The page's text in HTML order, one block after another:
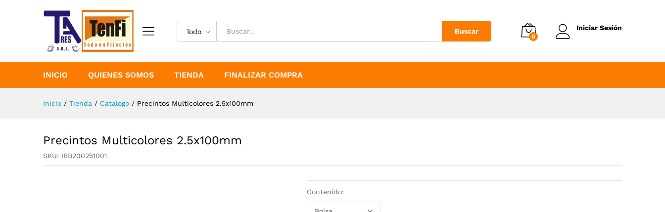
Todo Buscar
0
Iniciar Sesión
INICIO QUIENES SOMOS TIENDA FINALIZAR COMPRA
Inicio / Tienda / Catalogo / Precintos Multicolores 2.5x100mm
Precintos Multicolores 2.5x100mm
SKU: IBB200251001
Contenido:
Especificaciones